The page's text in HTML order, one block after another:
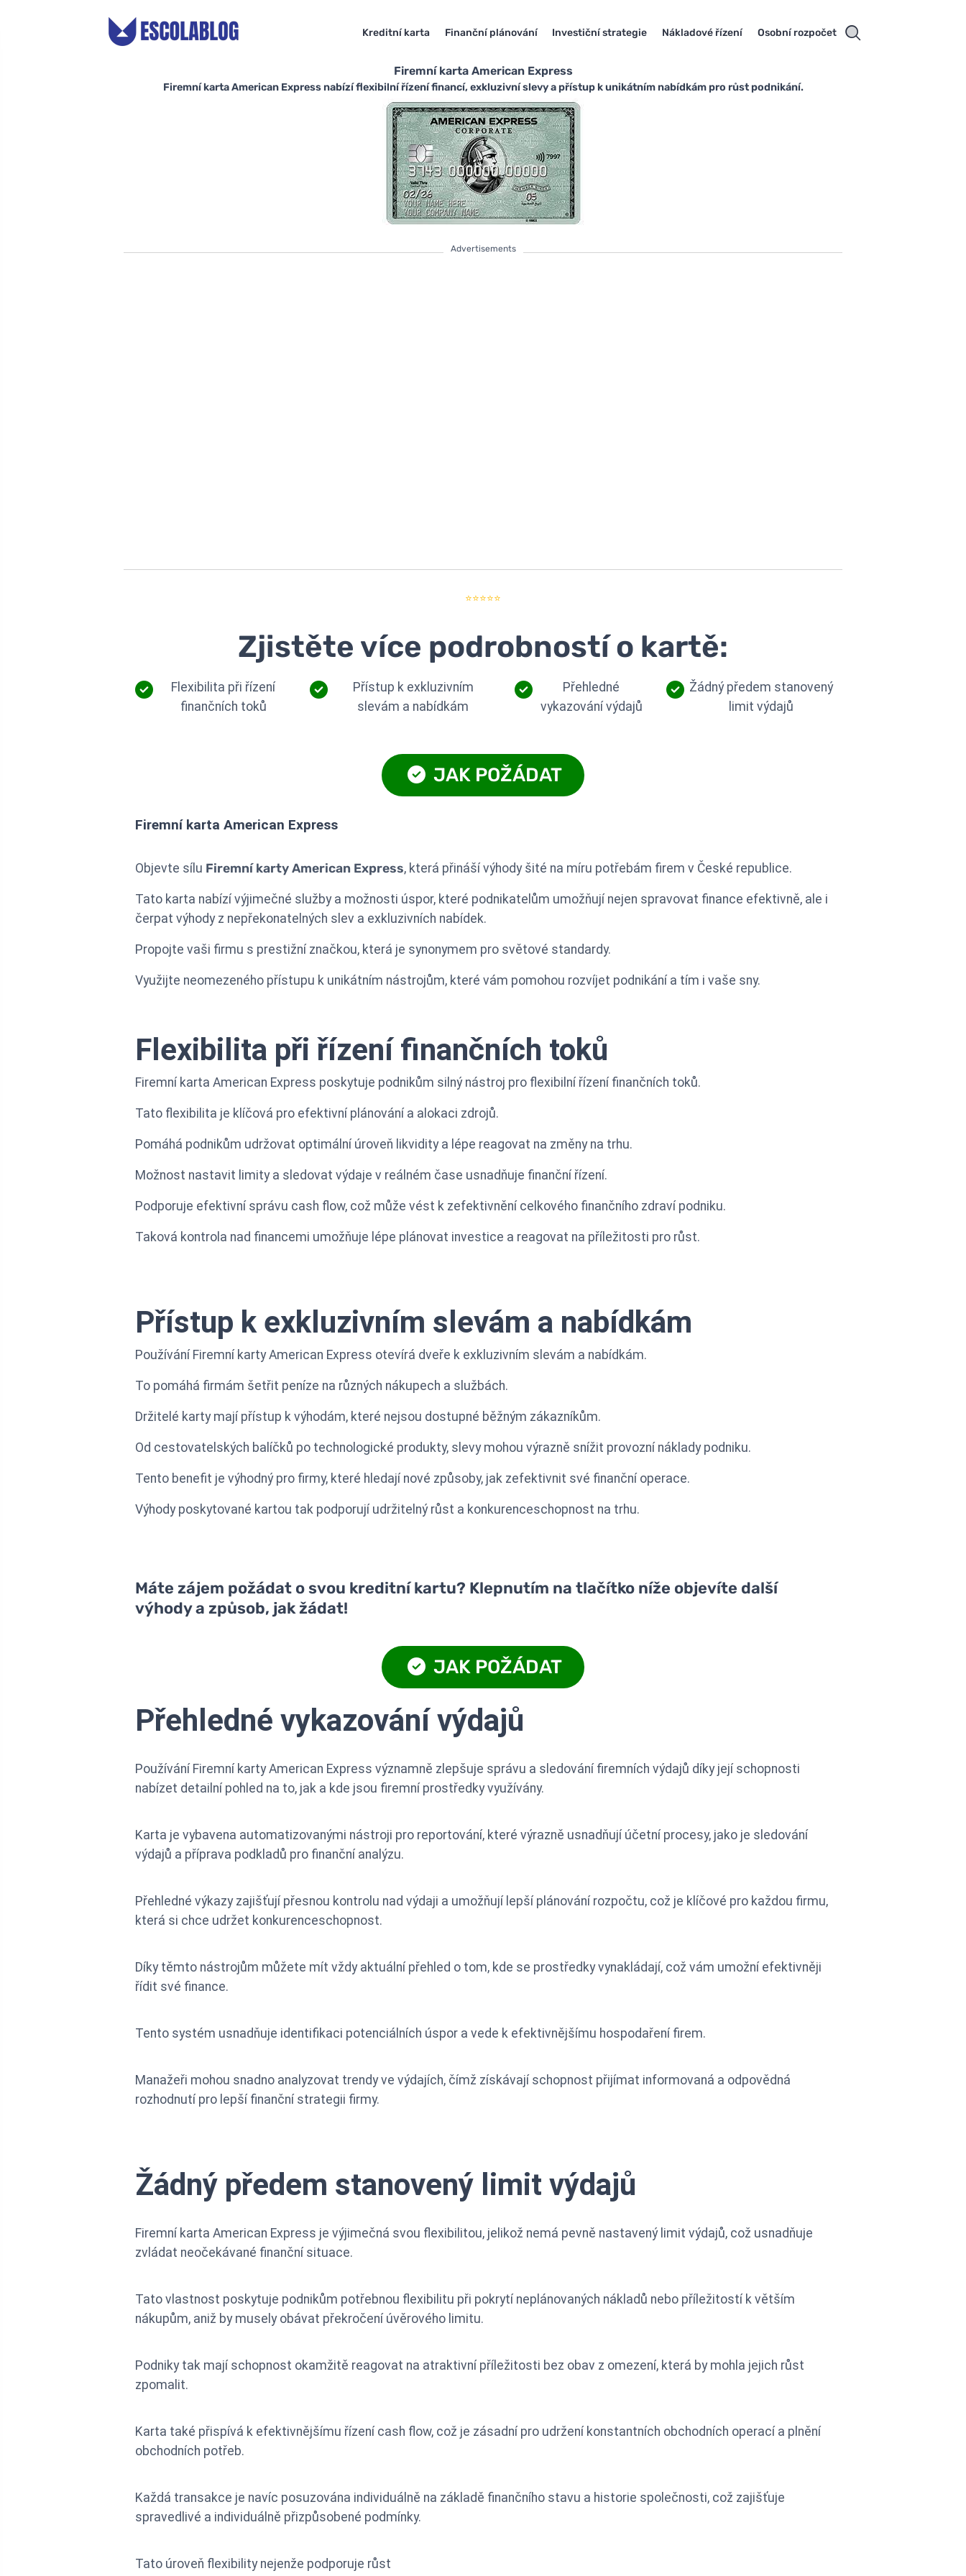
Kreditní karta Finanční plánování Investiční strategie Nákladové řízení Osobní rozpočet
Firemní karta American Express
Firemní karta American Express nabízí flexibilní řízení financí, exkluzivní slevy a přístup k unikátním nabídkám pro růst podnikání.
Advertisements
⭐⭐⭐⭐⭐
Zjistěte více podrobností o kartě:
Flexibilita při řízení
finančních toků
Přístup k exkluzivním
slevám a nabídkám
Přehledné
vykazování výdajů
Žádný předem stanovený
limit výdajů
JAK POŽÁDAT
Firemní karta American Express
Objevte sílu Firemní karty American Express, která přináší výhody šité na míru potřebám firem v České republice.
Tato karta nabízí výjimečné služby a možnosti úspor, které podnikatelům umožňují nejen spravovat finance efektivně, ale i
čerpat výhody z nepřekonatelných slev a exkluzivních nabídek.
Propojte vaši firmu s prestižní značkou, která je synonymem pro světové standardy.
Využijte neomezeného přístupu k unikátním nástrojům, které vám pomohou rozvíjet podnikání a tím i vaše sny.
Flexibilita při řízení finančních toků
Firemní karta American Express poskytuje podnikům silný nástroj pro flexibilní řízení finančních toků.
Tato flexibilita je klíčová pro efektivní plánování a alokaci zdrojů.
Pomáhá podnikům udržovat optimální úroveň likvidity a lépe reagovat na změny na trhu.
Možnost nastavit limity a sledovat výdaje v reálném čase usnadňuje finanční řízení.
Podporuje efektivní správu cash flow, což může vést k zefektivnění celkového finančního zdraví podniku.
Taková kontrola nad financemi umožňuje lépe plánovat investice a reagovat na příležitosti pro růst.
Přístup k exkluzivním slevám a nabídkám
Používání Firemní karty American Express otevírá dveře k exkluzivním slevám a nabídkám.
To pomáhá firmám šetřit peníze na různých nákupech a službách.
Držitelé karty mají přístup k výhodám, které nejsou dostupné běžným zákazníkům.
Od cestovatelských balíčků po technologické produkty, slevy mohou výrazně snížit provozní náklady podniku.
Tento benefit je výhodný pro firmy, které hledají nové způsoby, jak zefektivnit své finanční operace.
Výhody poskytované kartou tak podporují udržitelný růst a konkurenceschopnost na trhu.
Máte zájem požádat o svou kreditní kartu? Klepnutím na tlačítko níže objevíte další
výhody a způsob, jak žádat!
JAK POŽÁDAT
Přehledné vykazování výdajů
Používání Firemní karty American Express významně zlepšuje správu a sledování firemních výdajů díky její schopnosti
nabízet detailní pohled na to, jak a kde jsou firemní prostředky využívány.
Karta je vybavena automatizovanými nástroji pro reportování, které výrazně usnadňují účetní procesy, jako je sledování
výdajů a příprava podkladů pro finanční analýzu.
Přehledné výkazy zajišťují přesnou kontrolu nad výdaji a umožňují lepší plánování rozpočtu, což je klíčové pro každou firmu,
která si chce udržet konkurenceschopnost.
Díky těmto nástrojům můžete mít vždy aktuální přehled o tom, kde se prostředky vynakládají, což vám umožní efektivněji
řídit své finance.
Tento systém usnadňuje identifikaci potenciálních úspor a vede k efektivnějšímu hospodaření firem.
Manažeři mohou snadno analyzovat trendy ve výdajích, čímž získávají schopnost přijímat informovaná a odpovědná
rozhodnutí pro lepší finanční strategii firmy.
Žádný předem stanovený limit výdajů
Firemní karta American Express je výjimečná svou flexibilitou, jelikož nemá pevně nastavený limit výdajů, což usnadňuje
zvládat neočekávané finanční situace.
Tato vlastnost poskytuje podnikům potřebnou flexibilitu při pokrytí neplánovaných nákladů nebo příležitostí k větším
nákupům, aniž by musely obávat překročení úvěrového limitu.
Podniky tak mají schopnost okamžitě reagovat na atraktivní příležitosti bez obav z omezení, která by mohla jejich růst
zpomalit.
Karta také přispívá k efektivnějšímu řízení cash flow, což je zásadní pro udržení konstantních obchodních operací a plnění
obchodních potřeb.
Každá transakce je navíc posuzována individuálně na základě finančního stavu a historie společnosti, což zajišťuje
spravedlivé a individuálně přizpůsobené podmínky.
Tato úroveň flexibility nejenže podporuje růst